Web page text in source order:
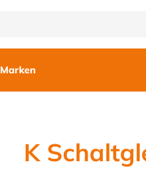
Marken
K